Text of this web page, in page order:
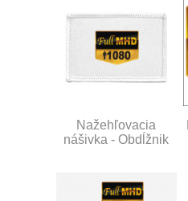
Nažehľovacia
nášivka - Obdĺžnik